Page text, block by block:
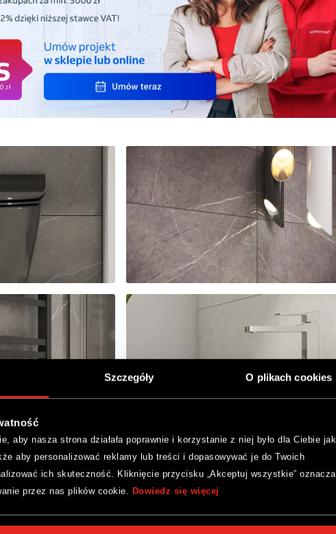
Szczegóły O plikach cookies
aby nasza strona działała poprawnie i korzystanie z niej było dla Ciebie jak
aby personalizować reklamy lub treści i dopasowywać je do Twoich
ich skuteczność. Kliknięcie przycisku „Akceptuj wszystkie” oznacza
przez nas plików cookie. Dowiedz się więcej